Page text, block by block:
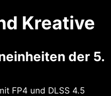
Kreative
der 5.
FP4 und DLSS 4.5